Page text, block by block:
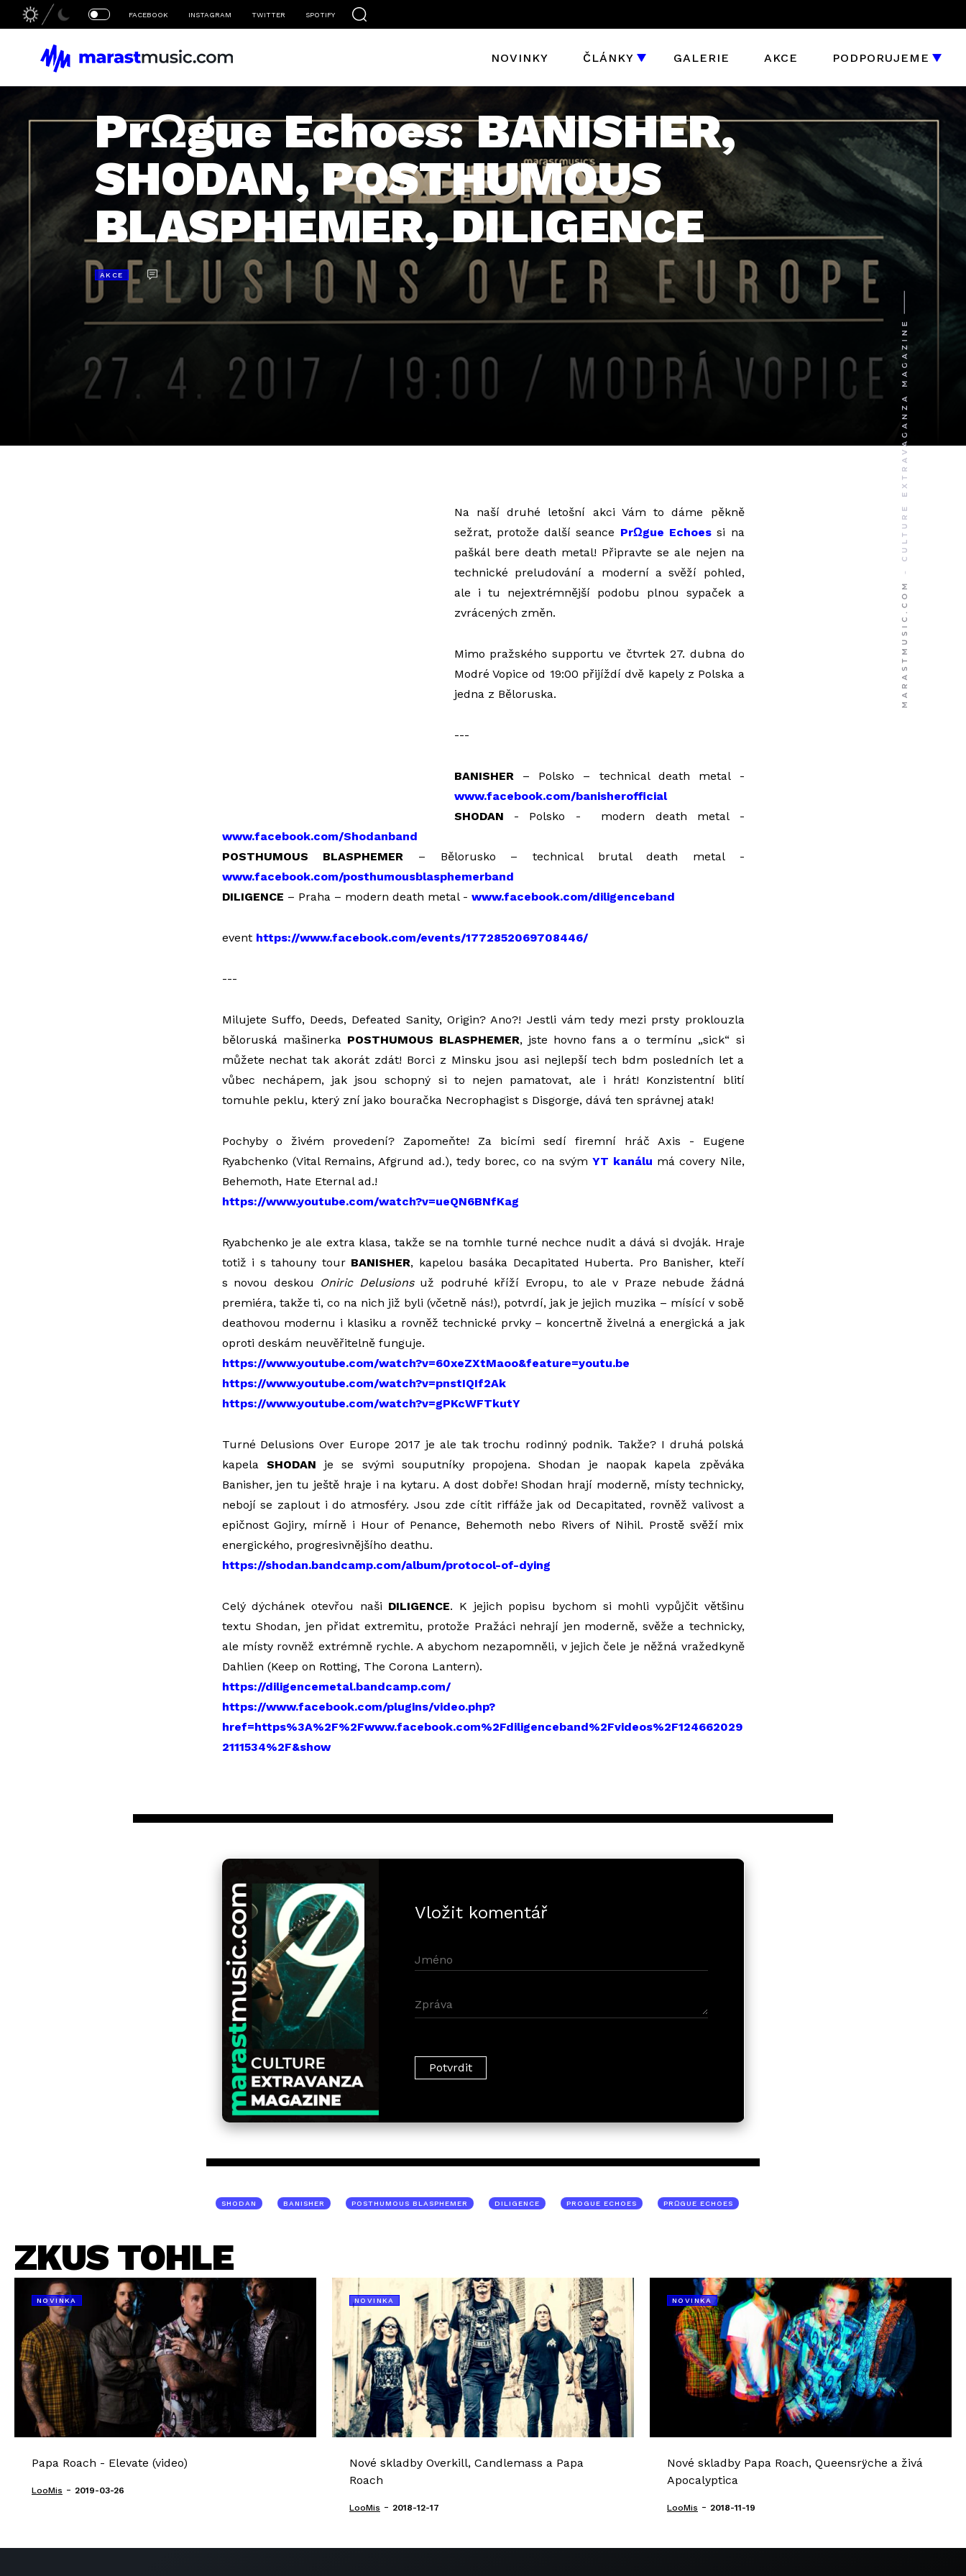
FACEBOOK INSTAGRAM TWITTER SPOTIFY
NOVINKY ČLÁNKY GALERIE AKCE PODPORUJEME
PrΩgue Echoes: BANISHER,
SHODAN, POSTHUMOUS
BLASPHEMER, DILIGENCE
AKCE
Na naší druhé letošní akci Vám to dáme pěkně
sežrat, protože další seance PrΩgue Echoessi na
paškál bere death metal! Připravte se ale nejen na
technické preludování a moderní a svěží pohled,
ale i tu nejextrémnější podobu plnou sypaček a
zvrácených změn.
Mimo pražského supportu ve čtvrtek 27. dubna do
Modré Vopice od 19:00 přijíždí dvě kapely z Polska a
jedna z Běloruska.
---
BANISHER– Polsko – technical death metal -
www.facebook.com/banisherofficial
SHODAN - Polsko - modern death metal -
www.facebook.com/Shodanband
POSTHUMOUS BLASPHEMER – Bělorusko – technical brutal death metal -
www.facebook.com/posthumousblasphemerband
DILIGENCE – Praha – modern death metal - www.facebook.com/diligenceband
event https://www.facebook.com/events/1772852069708446/
---
Milujete Suffo, Deeds, Defeated Sanity, Origin? Ano?! Jestli vám tedy mezi prsty proklouzla
běloruská mašinerka POSTHUMOUS BLASPHEMER, jste hovno fans a o termínu „sick“ si
můžete nechat tak akorát zdát! Borci z Minsku jsou asi nejlepší tech bdm posledních let a
vůbec nechápem, jak jsou schopný si to nejen pamatovat, ale i hrát! Konzistentní blití
tomuhle peklu, který zní jako bouračka Necrophagist s Disgorge, dává ten správnej atak!
Pochyby o živém provedení? Zapomeňte! Za bicími sedí firemní hráč Axis - Eugene
Ryabchenko (Vital Remains, Afgrund ad.), tedy borec, co na svým YT kanálu má covery Nile,
Behemoth, Hate Eternal ad.!
https://www.youtube.com/watch?v=ueQN6BNfKag
Ryabchenko je ale extra klasa, takže se na tomhle turné nechce nudit a dává si dvoják. Hraje
totiž i s tahouny tour BANISHER, kapelou basáka Decapitated Huberta. Pro Banisher, kteří
s novou deskou
Oniric Delusionsuž podruhé kříží Evropu, to ale v Praze nebude žádná
premiéra, takže ti, co na nich již byli (včetně nás!), potvrdí, jak je jejich muzika – mísící v sobě
deathovou modernu i klasiku a rovněž technické prvky – koncertně živelná a energická a jak
oproti deskám neuvěřitelně funguje.
https://www.youtube.com/watch?v=60xeZXtMaoo&feature=youtu.be
https://www.youtube.com/watch?v=pnstIQIf2Ak
https://www.youtube.com/watch?v=gPKcWFTkutY
Turné Delusions Over Europe 2017 je ale tak trochu rodinný podnik. Takže? I druhá polská
kapela SHODAN je se svými souputníky propojena. Shodan je naopak kapela zpěváka
Banisher, jen tu ještě hraje i na kytaru. A dost dobře! Shodan hrají moderně, místy technicky,
nebojí se zaplout i do atmosféry. Jsou zde cítit riffáže jak od Decapitated, rovněž valivost a
epičnost Gojiry, mírně i Hour of Penance, Behemoth nebo Rivers of Nihil. Prostě svěží mix
energického, progresivnějšího deathu.
https://shodan.bandcamp.com/album/protocol-of-dying
Celý dýchánek otevřou naši DILIGENCE. K jejich popisu bychom si mohli vypůjčit většinu
textu Shodan, jen přidat extremitu, protože Pražáci nehrají jen moderně, svěže a technicky,
ale místy rovněž extrémně rychle. A abychom nezapomněli, v jejich čele je něžná vražedkyně
Dahlien (Keep on Rotting, The Corona Lantern).
https://diligencemetal.bandcamp.com/
https://www.facebook.com/plugins/video.php?
href=https%3A%2F%2Fwww.facebook.com%2Fdiligenceband%2Fvideos%2F124662029
2111534%2F&show
Vložit komentář
SHODAN BANISHER POSTHUMOUS BLASPHEMER DILIGENCE PROGUE ECHOES PRΩGUE ECHOES
ZKUS TOHLE
NOVINKA
Papa Roach - Elevate (video)
LooMis - 2019-03-26
NOVINKA
Nové skladby Overkill, Candlemass a Papa
Roach
LooMis - 2018-12-17
NOVINKA
Nové skladby Papa Roach, Queensrÿche a živá
Apocalyptica
LooMis - 2018-11-19